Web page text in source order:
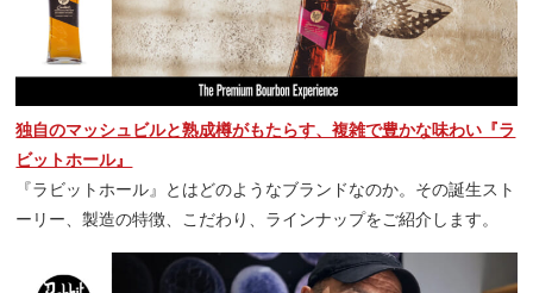
独自のマッシュビルと熟成樽がもたらす、複雑で豊かな味わい『ラ
ビットホール』
『ラビットホール』とはどのようなブランドなのか。その誕生スト
ーリー、製造の特徴、こだわり、ラインナップをご紹介します。